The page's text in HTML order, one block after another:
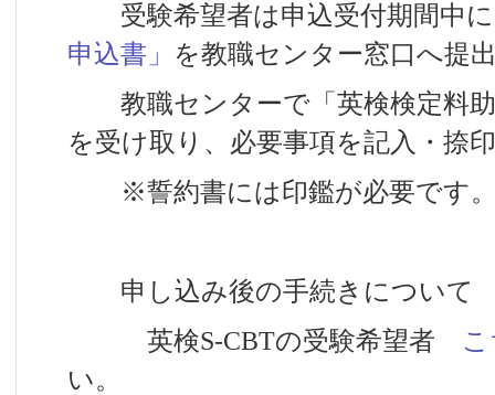
受験希望者は申込受付期間中に
申込書」 を教職センター窓口へ提
教職センターで「英検検定料助
を受け取り、必要事項を記入・捺
※誓約書には印鑑が必要です
申し込み後の手続きについて
英検S-CBTの受験希望者
い。